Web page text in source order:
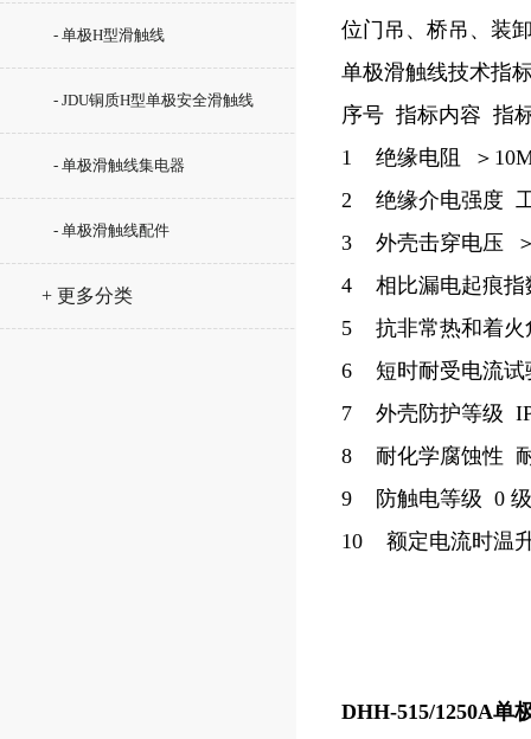
- 单极H型滑触线
- JDU铜质H型单极安全滑触线
- 单极滑触线集电器
- 单极滑触线配件
+ 更多分类
位门吊、桥吊、装
单极滑触线技术指
序号 指标内容 指
1 绝缘电阻 ＞
2 绝缘介电强度 工
3 外壳击穿电压
4 相比漏电起痕指
5 抗非常热和着火
6 短时耐受电流试
7 外壳防护等级
8 耐化学腐蚀性
9 防触电等级 0 级
10 额定电流时温
DHH-515/1250A单